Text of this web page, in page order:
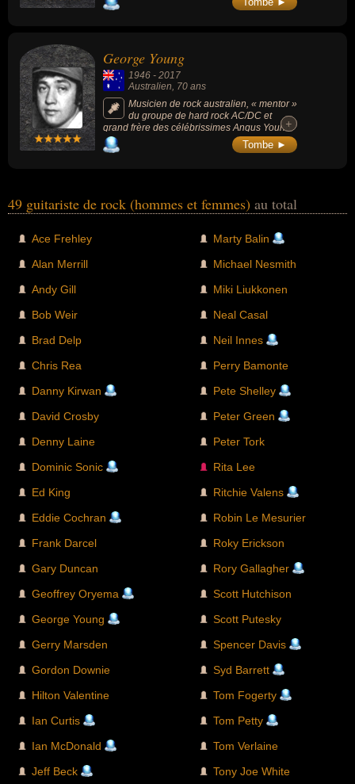
George Young
1946 - 2017
Australien, 70 ans
Musicien de rock australien, « mentor »
du groupe de hard rock AC/DC et
grand frère des célébrissimes Angus Young
(guitariste) et Malcolm Young (guitariste).
+
+
Tombe ►
49 guitariste de rock (hommes et femmes) au total
Ace Frehley
Alan Merrill
Andy Gill
Bob Weir
Brad Delp
Chris Rea
Danny Kirwan
David Crosby
Denny Laine
Dominic Sonic
Ed King
Eddie Cochran
Frank Darcel
Gary Duncan
Geoffrey Oryema
George Young
Gerry Marsden
Gordon Downie
Hilton Valentine
Ian Curtis
Ian McDonald
Jeff Beck
Marty Balin
Michael Nesmith
Miki Liukkonen
Neal Casal
Neil Innes
Perry Bamonte
Pete Shelley
Peter Green
Peter Tork
Rita Lee
Ritchie Valens
Robin Le Mesurier
Roky Erickson
Rory Gallagher
Scott Hutchison
Scott Putesky
Spencer Davis
Syd Barrett
Tom Fogerty
Tom Petty
Tom Verlaine
Tony Joe White